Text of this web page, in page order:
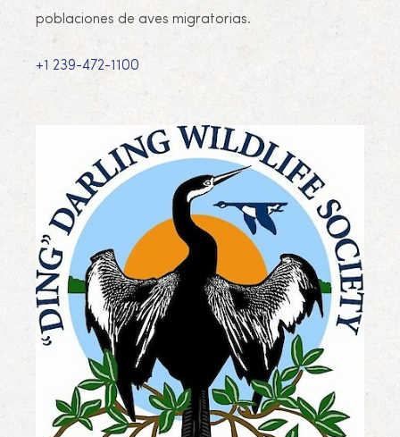
poblaciones de aves migratorias.
+1 239-472-1100